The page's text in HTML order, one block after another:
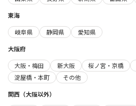
東海
岐阜県
静岡県
愛知県
大阪府
大阪・梅田
新大阪 桜ノ宮・京橋
淀屋橋・本町
その他
関西（大阪以外）